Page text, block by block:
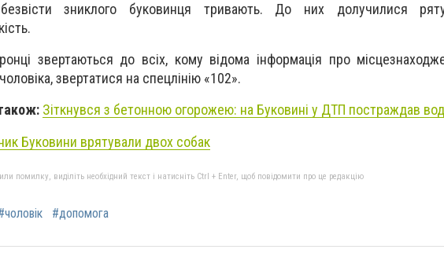
зниклого буковинця тривають. До них долучилися
звертаються до всіх, кому відома інформація про
звертатися на спецлінію «102».
Зіткнувся з бетонною огорожею: на Буковині у ДТП постраждав
Буковини врятували двох собак
помилку, виділіть необхідний текст і натисніть Ctrl + Enter, щоб повідомити про це редакцію
#допомога